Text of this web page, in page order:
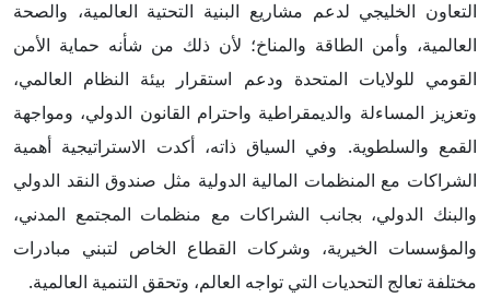
التعاون الخليجي لدعم مشاريع البنية التحتية العالمية، والصحة
العالمية، وأمن الطاقة والمناخ؛ لأن ذلك من شأنه حماية الأمن
القومي للولايات المتحدة ودعم استقرار بيئة النظام العالمي،
وتعزيز المساءلة والديمقراطية واحترام القانون الدولي، ومواجهة
القمع والسلطوية. وفي السياق ذاته، أكدت الاستراتيجية أهمية
الشراكات مع المنظمات المالية الدولية مثل صندوق النقد الدولي
والبنك الدولي، بجانب الشراكات مع منظمات المجتمع المدني،
والمؤسسات الخيرية، وشركات القطاع الخاص لتبني مبادرات
مختلفة تعالج التحديات التي تواجه العالم، وتحقق التنمية العالمية.